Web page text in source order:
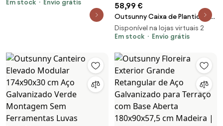
Retangular em Madeira com
Treliça e Prateleiras | Aosom
Em stock Envio grátis 58,99 €
Outsunny Caixa de Plantio de
Madeira de 3 Níveis com Malha
Geotextil para Cultivos de
93x93x35 cm Carbonizado |
Aosom Portugal
Disponível na lojas virtuais 2
Em stock
Envio grátis